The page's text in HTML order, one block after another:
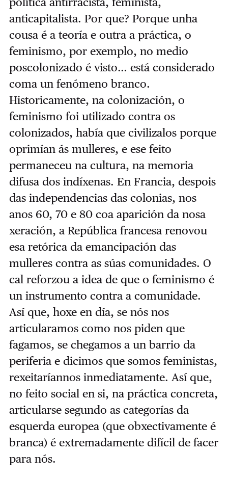
anticapitalista. Por que? Porque unha
cousa é a teoría e outra a práctica, o
feminismo, por exemplo, no medio
poscolonizado é visto… está considerado
coma un fenómeno branco.
Historicamente, na colonización, o
feminismo foi utilizado contra os
colonizados, había que civilizalos porque
oprimían ás mulleres, e ese feito
permaneceu na cultura, na memoria
difusa dos indíxenas. En Francia, despois
das independencias das colonias, nos
anos 60, 70 e 80 coa aparición da nosa
xeración, a República francesa renovou
esa retórica da emancipación das
mulleres contra as súas comunidades. O
cal reforzou a idea de que o feminismo é
un instrumento contra a comunidade.
Así que, hoxe en día, se nós nos
articularamos como nos piden que
fagamos, se chegamos a un barrio da
periferia e dicimos que somos feministas,
rexeitaríannos inmediatamente. Así que,
no feito social en si, na práctica concreta,
articularse segundo as categorías da
esquerda europea (que obxectivamente é
branca) é extremadamente difícil de facer
para nós.